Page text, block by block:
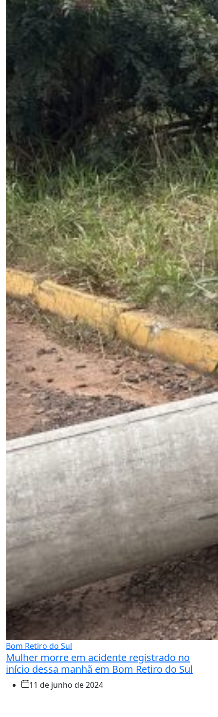
Bom Retiro do Sul
Mulher morre em acidente registrado no
início dessa manhã em Bom Retiro do Sul
11 de junho de 2024